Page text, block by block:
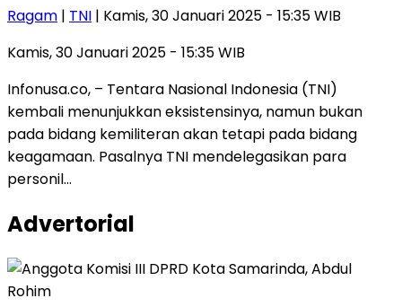
Ragam | TNI | Kamis, 30 Januari 2025 - 15:35 WIB
Kamis, 30 Januari 2025 - 15:35 WIB
Infonusa.co, – Tentara Nasional Indonesia (TNI)
kembali menunjukkan eksistensinya, namun bukan
pada bidang kemiliteran akan tetapi pada bidang
keagamaan. Pasalnya TNI mendelegasikan para
personil…
Advertorial